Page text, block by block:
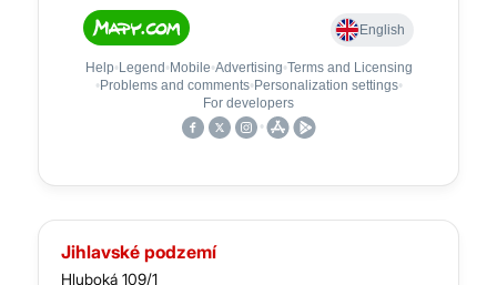
Jihlavské podzemí
Hluboká 109/1